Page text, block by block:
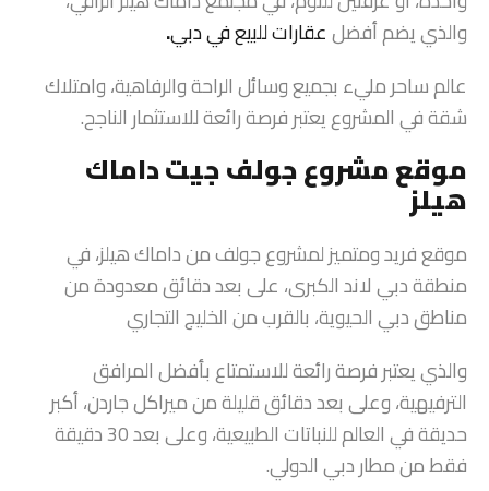
والذي يضم أفضلعقارات للبيع في دبي.
عالم ساحر مليء بجميع وسائل الراحة والرفاهية، وامتلاك
شقة في المشروع يعتبر فرصة رائعة للاستثمار الناجح.
موقع مشروع جولف جيت داماك
هيلز
موقع فريد ومتميز لمشروع جولف من داماك هيلز، في
منطقة دبي لاند الكبرى، على بعد دقائق معدودة من
مناطق دبي الحيوية، بالقرب من الخليج التجاري
والذي يعتبر فرصة رائعة للاستمتاع بأفضل المرافق
الترفيهية، وعلى بعد دقائق قليلة من ميراكل جاردن، أكبر
حديقة في العالم للنباتات الطبيعية، وعلى بعد 30 دقيقة
فقط من مطار دبي الدولي.